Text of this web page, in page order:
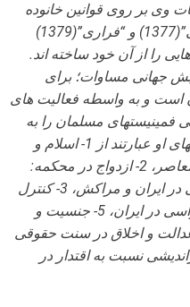
وی بر روی قوانین خانوده
در ایران، فیلم “طلاق به سبک ایرانی”(1377) و “فراری”(1379)
را از آن خود ساخته اند.
جهانی مساوات؛ برای
است و به واسطه فعالیت های
فمینیستهای مسلمان را به
برنامه های عملی پیوند می زند. کتابهای او عبارتند از 1- اسلام و
جنسیت: مباحثات مذهبی در ایران معاصر، 2- ازدواج در محکمه:
مطالعه ای بر قانون خانواده اسلامی در ایران و مراکش، 3- کنترل
و تمایلات جنسی، 4- اسلام و دموکراسی در ایران، 5- جنسیت و
عدالت و اخلاق در سنت حقوقی
بازاندیشی نسبت به اقتدار در